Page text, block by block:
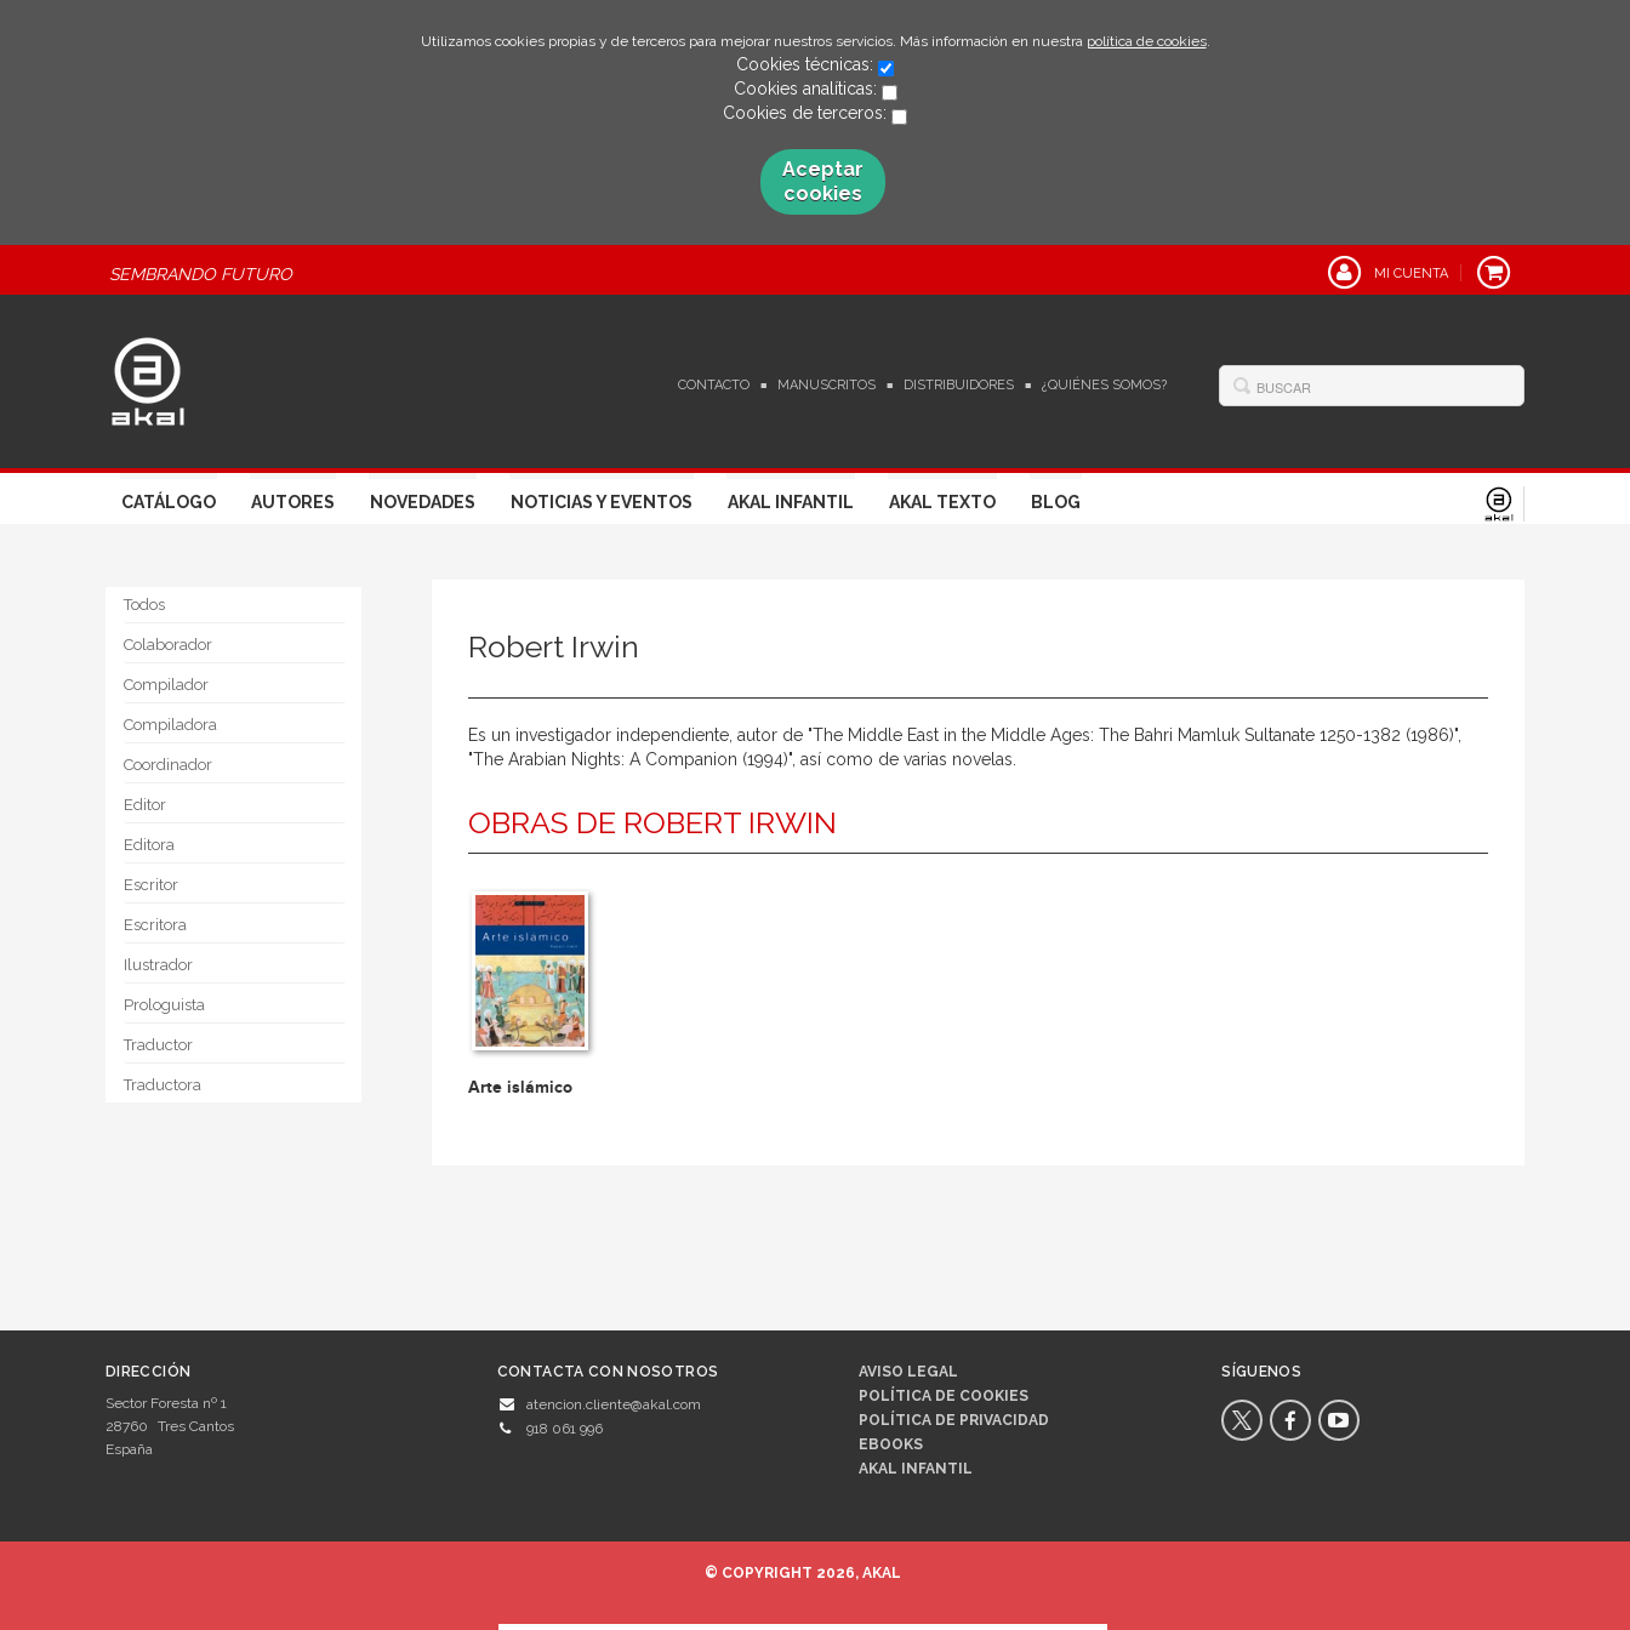
Utilizamos cookies propias y de terceros para mejorar nuestros servicios. Más información en nuestra política de cookies.
Cookies técnicas:
Cookies analíticas:
Cookies de terceros:
Aceptar
cookies
SEMBRANDO FUTURO MI CUENTA
CONTACTO MANUSCRITOS DISTRIBUIDORES ¿QUIÉNES SOMOS?
CATÁLOGO AUTORES NOVEDADES NOTICIAS Y EVENTOS AKAL INFANTIL AKAL TEXTO BLOG
Todos
Colaborador
Compilador
Compiladora
Coordinador
Editor
Editora
Escritor
Escritora
Ilustrador
Prologuista
Traductor
Traductora
Robert Irwin
Es un investigador independiente, autor de "The Middle East in the Middle Ages: The Bahri Mamluk Sultanate 1250-1382 (1986)",
"The Arabian Nights: A Companion (1994)", así como de varias novelas.
OBRAS DE ROBERT IRWIN
Arte islámico
DIRECCIÓN
Sector Foresta nº 1
28760
Tres Cantos
España
CONTACTA CON NOSOTROS
atencion.cliente@akal.com
918 061 996
AVISO LEGAL
POLÍTICA DE COOKIES
POLÍTICA DE PRIVACIDAD
EBOOKS
AKAL INFANTIL
SÍGUENOS
© COPYRIGHT 2026, AKAL